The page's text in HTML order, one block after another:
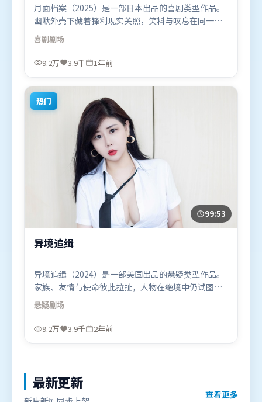
月面档案（2025）是一部日本出品的喜剧类型作品。
幽默外壳下藏着锋利现实关照，笑料与叹息在同一场
景里并存。高潮段落信息密度高，情绪释放与主题回
扣同时完成。由许鞍华执导，古天乐、刘德华、托尼
·贾，雷佳音、李政宰等联袂出演。影片于2025年7
题材的观众观看。
喜剧剧场
9.2万 3.9千 1年前
热门
99:53
异境追缉
异境追缉（2024）是一部美国出品的悬疑类型作品。
家族、友情与使命彼此拉扯，人物在绝境中仍试图守
住心中微光。动作场面设计讲究空间与节奏，文戏部
分同样扎实耐嚼。由张艺谋执导，杨幂、肖战、全智
贤，胡歌、梁朝伟等联袂出演。影片于2024年4月2日
悬疑剧场
9.2万 3.9千 2年前
最新更新
查看更多